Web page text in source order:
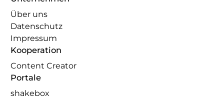
Über uns
Datenschutz
Impressum
Kooperation
Content Creator
Portale
shakebox